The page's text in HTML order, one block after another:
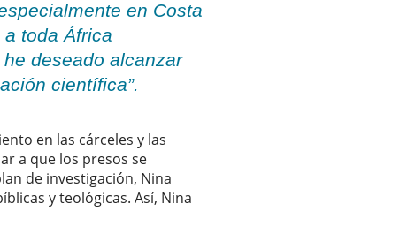
en Costa
toda África
deseado alcanzar
científica”.
en las cárceles y las
a que los presos se
de investigación, Nina
y teológicas. Así, Nina